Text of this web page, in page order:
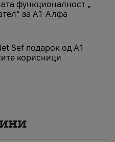
функционалност „
за А1 Алфа
Sеf подарок од А1
корисници